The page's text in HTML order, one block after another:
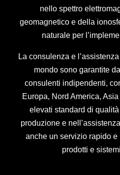
nello spettro
geomagnetico e della
naturale per
La consulenza e
mondo sono garantite
consulenti indipendenti,
Europa, Nord America,
elevati standard di
produzione e
anche un servizio rapido
prodotti e